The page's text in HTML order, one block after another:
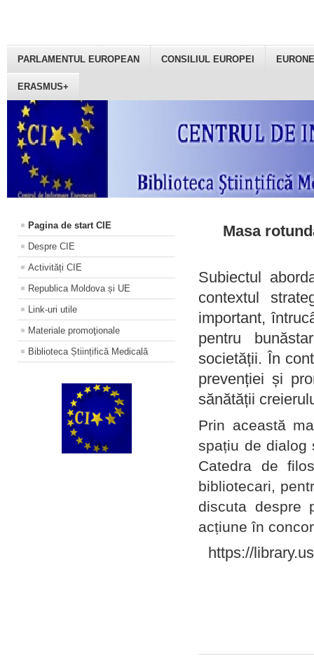
PARLAMENTUL EUROPEAN CONSILIUL EUROPEI
ERASMUS+
Pagina de start CIE
Despre CIE
Activități CIE
Republica Moldova și UE
Link-uri utile
Materiale promoţionale
Biblioteca Științifică Medicală
Masa
Subiectul
contextul
important,
pentru
societății. În
prevenției și
sănătății
Prin această
spațiu de dialog
Catedra de
bibliotecari,
discuta despre
acțiune în
https://